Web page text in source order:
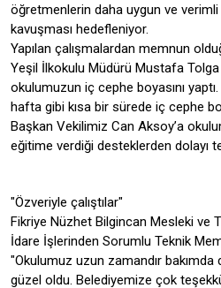
öğretmenlerin daha uygun ve
kavuşması hedefleniyor.
Yapılan çalışmalardan memnun
Yeşil İlkokulu Müdürü Mustafa
okulumuzun iç cephe boyasını
hafta gibi kısa bir sürede iç cephe
Başkan Vekilimiz Can Aksoy’a
eğitime verdiği desteklerden dolayı
"Özveriyle çalıştılar"
Fikriye Nüzhet Bilgincan Mesleki ve
İdare İşlerinden Sorumlu Teknik
"Okulumuz uzun zamandır
güzel oldu. Belediyemize çok